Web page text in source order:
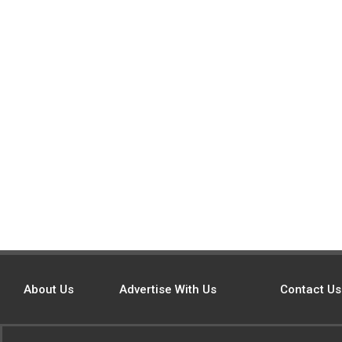
About Us Advertise With Us Contact Us